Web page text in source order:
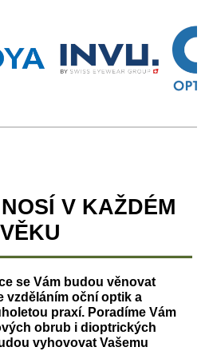
V KAŽDÉM
VĚKU
se Vám budou věnovat
vzděláním oční optik a
praxí. Poradíme Vám
obrub i dioptrických
vyhovovat Vašemu